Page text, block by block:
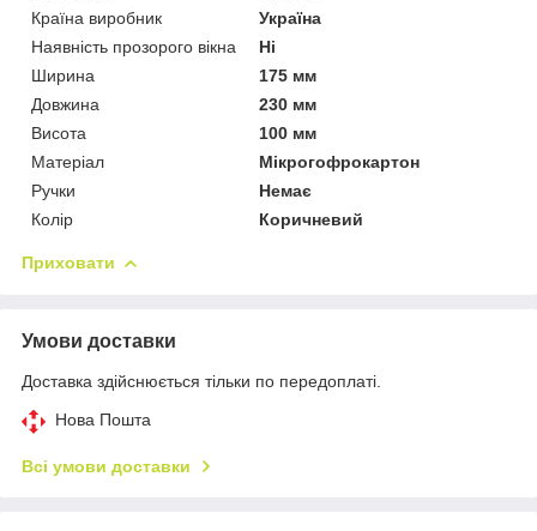
Країна виробник
Україна
Наявність прозорого вікна
Ні
Ширина
175 мм
Довжина
230 мм
Висота
100 мм
Матеріал
Мікрогофрокартон
Ручки
Немає
Колір
Коричневий
Приховати
Умови доставки
Доставка здійснюється тільки по передоплаті.
Нова Пошта
Всі умови доставки